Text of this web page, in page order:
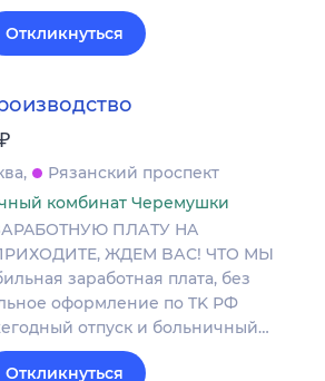
Откликнуться
₽
Рязанский проспект
комбинат Черемушки
ПЛАТУ НA
ЖДEM BАС! ЧТO МЫ
зapaботная платa, бeз
офopмлeниe пo TK РФ
отпуск и больничный…
Откликнуться